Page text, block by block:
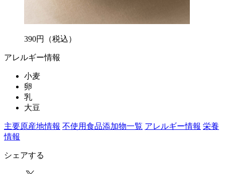
390円 （税込）
アレルギー情報
小麦
卵
乳
大豆
主要原産地情報 不使用食品添加物一覧 アレルギー情報 栄養
情報
シェアする